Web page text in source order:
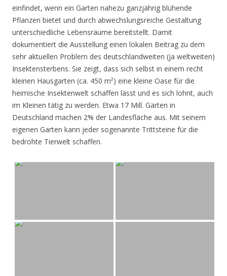
einfindet, wenn ein Garten nahezu ganzjährig blühende
Pflanzen bietet und durch abwechslungsreiche Gestaltung
unterschiedliche Lebensräume bereitstellt. Damit
dokumentiert die Ausstellung einen lokalen Beitrag zu dem
sehr aktuellen Problem des deutschlandweiten (ja weltweiten)
Insektensterbens. Sie zeigt, dass sich selbst in einem recht
kleinen Hausgarten (ca. 450 m²) eine kleine Oase für die
heimische Insektenwelt schaffen lässt und es sich lohnt, auch
im Kleinen tätig zu werden. Etwa 17 Mill. Gärten in
Deutschland machen 2% der Landesfläche aus. Mit seinem
eigenen Garten kann jeder sogenannte Trittsteine für die
bedrohte Tierwelt schaffen.